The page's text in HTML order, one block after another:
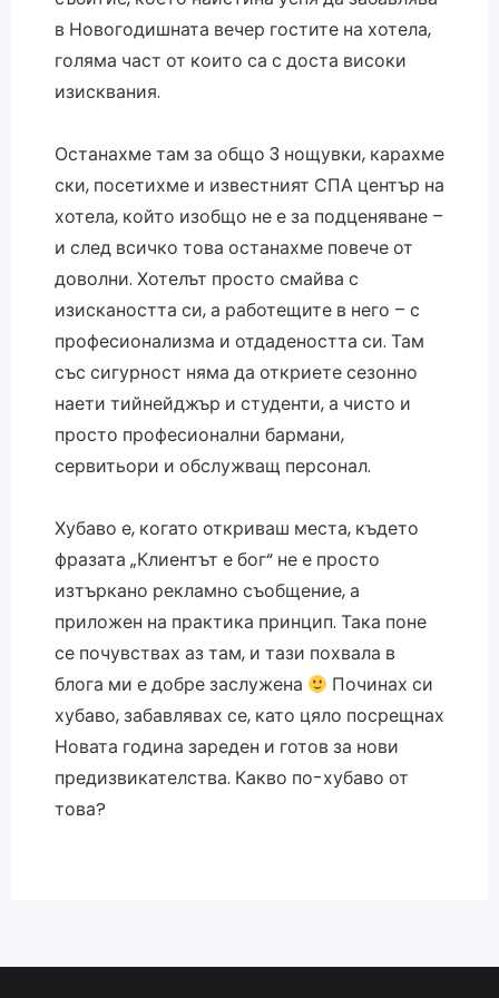
в Новогодишната вечер гостите на хотела,
голяма част от които са с доста високи
изисквания.
Останахме там за общо 3 нощувки, карахме
ски, посетихме и известният СПА център на
хотела, който изобщо не е за подценяване –
и след всичко това останахме повече от
доволни. Хотелът просто смайва с
изискаността си, а работещите в него – с
професионализма и отдадеността си. Там
със сигурност няма да откриете сезонно
наети тийнейджър и студенти, а чисто и
просто професионални бармани,
сервитьори и обслужващ персонал.
Хубаво е, когато откриваш места, където
фразата „Клиентът е бог“ не е просто
изтъркано рекламно съобщение, а
приложен на практика принцип. Така поне
се почувствах аз там, и тази похвала в
блога ми е добре заслужена
Починах си
хубаво, забавлявах се, като цяло посрещнах
Новата година зареден и готов за нови
предизвикателства. Какво по-хубаво от
това?